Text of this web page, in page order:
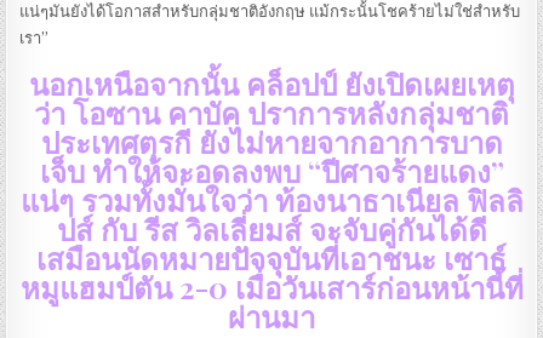
แน่ๆมันยังได้โอกาสสำหรับกลุ่มชาติอังกฤษ แม้กระนั้นโชคร้ายไม่ใช่สำหรับ
เรา”
นอกเหนือจากนั้น คล็อปป์ ยังเปิดเผยเหตุ
ว่า โอซาน คาบัค ปราการหลังกลุ่มชาติ
ประเทศตุรกี ยังไม่หายจากอาการบาด
เจ็บ ทำให้จะอดลงพบ “ปีศาจร้ายแดง”
แน่ๆ รวมทั้งมั่นใจว่า ท้องนาธาเนียล ฟิลลิ
ปส์ กับ รีส วิลเลี่ยมส์ จะจับคู่กันได้ดี
เสมือนนัดหมายปัจจุบันที่เอาชนะ เซาธ์
หมูแฮมป์ตัน 2-0 เมื่อวันเสาร์ก่อนหน้านี้ที่
ผ่านมา